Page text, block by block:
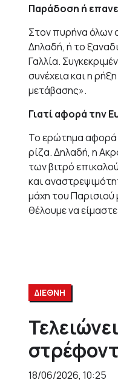
Παράδοση ή
Στον πυρήνα όλων
Δηλαδή, ή το
Γαλλία.
συνέχεια και η
μετάβασης».
Γιατί αφορά την
Το ερώτημα αφορά
ρίζα. Δηλαδή, η
των βιτρό
και
μάχη του Παρισιού
θέλουμε να
ΔΙΕΘΝΗ
18/06/2026, 10:25